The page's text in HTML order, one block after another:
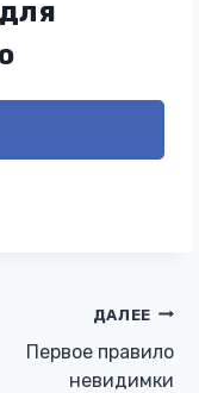
ДАЛЕЕ
Первое правило
невидимки